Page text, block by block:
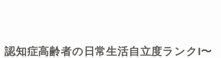
認知症高齢者の日常生活自立度ランクI〜